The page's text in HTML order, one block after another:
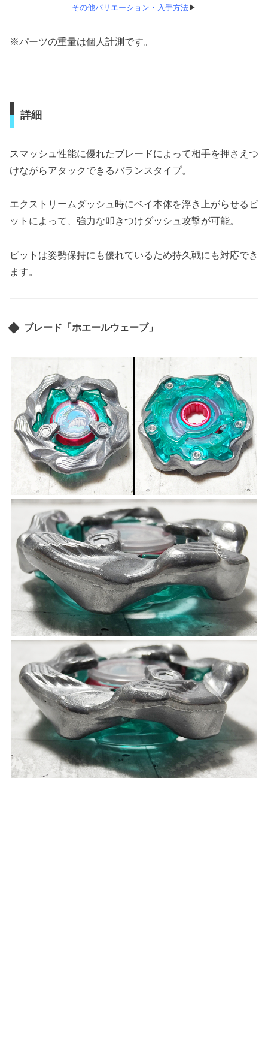
その他バリエーション・入手方法▶
※パーツの重量は個人計測です。
詳細
スマッシュ性能に優れたブレードによって相手を押さえつ
けながらアタックできるバランスタイプ。
エクストリームダッシュ時にベイ本体を浮き上がらせるビ
ットによって、強力な叩きつけダッシュ攻撃が可能。
ビットは姿勢保持にも優れているため持久戦にも対応でき
ます。
ブレード「ホエールウェーブ」